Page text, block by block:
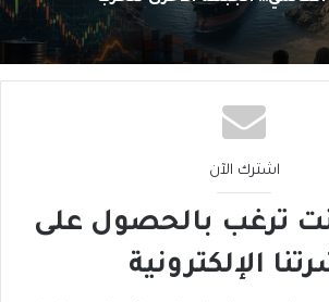
اشترك الآن
ترغب بالحصول على
الإلكترونية